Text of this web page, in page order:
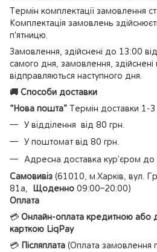
Термін комплектації замовлення
Комплектація замовлень
п'ятницю.
Замовлення, здійснені до 13:00
самого дня, замовлення, здійснені
відправляються наступного дня.
🚚 Способи доставки
“Нова пошта” Термін доставки 1-3
У відділення від 80 грн.
У поштомат від 80 грн.
Адресна доставка кур’єром
Самовивіз (61010, м.Харків, вул.
81а,
Щоденно 09:00–20:00)
Оплата
💳 Онлайн-оплата кредитною або
карткою LiqPay
💳 Післяплата (Оплата замовлення